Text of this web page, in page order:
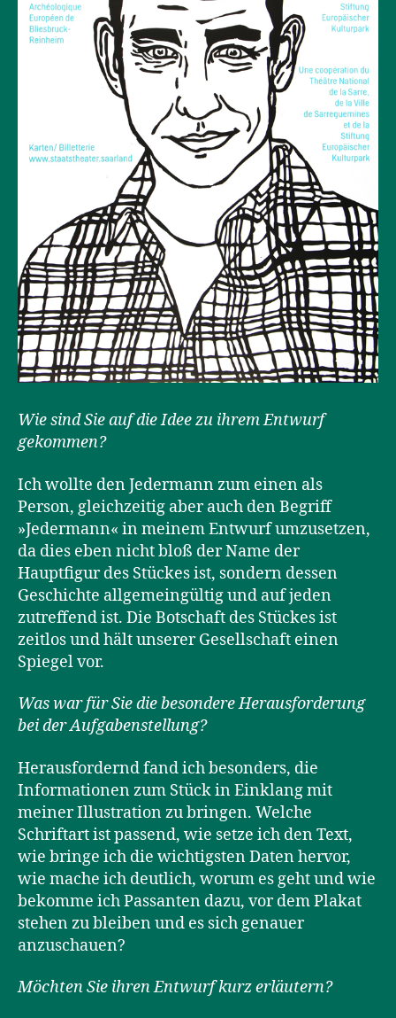
Wie sind Sie auf die Idee zu ihrem Entwurf
gekommen?
Ich wollte den Jedermann zum einen als
Person, gleichzeitig aber auch den Begriff
»Jedermann« in meinem Entwurf umzusetzen,
da dies eben nicht bloß der Name der
Hauptfigur des Stückes ist, sondern dessen
Geschichte allgemeingültig und auf jeden
zutreffend ist. Die Botschaft des Stückes ist
zeitlos und hält unserer Gesellschaft einen
Spiegel vor.
Was war für Sie die besondere Herausforderung
bei der Aufgabenstellung?
Herausfordernd fand ich besonders, die
Informationen zum Stück in Einklang mit
meiner Illustration zu bringen. Welche
Schriftart ist passend, wie setze ich den Text,
wie bringe ich die wichtigsten Daten hervor,
wie mache ich deutlich, worum es geht und wie
bekomme ich Passanten dazu, vor dem Plakat
stehen zu bleiben und es sich genauer
anzuschauen?
Möchten Sie ihren Entwurf kurz erläutern?